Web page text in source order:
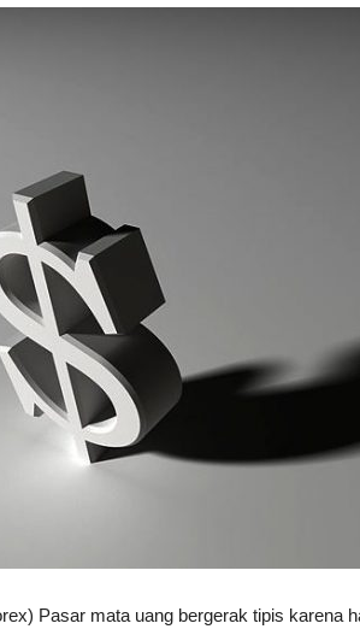
Pasar mata uang bergerak tipis karena